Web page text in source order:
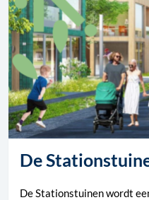
De
De Stationstuinen wordt